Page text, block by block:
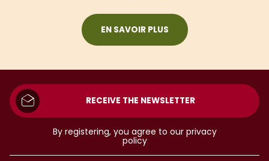
EN SAVOIR PLUS
RECEIVE THE NEWSLETTER
By registering, you agree to our privacy
policy